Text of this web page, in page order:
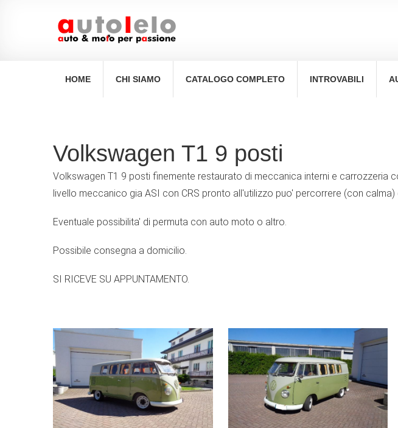
.
HOME CHI SIAMO CATALOGO COMPLETO INTROVABILI
Volkswagen T1 9 posti
Volkswagen T1 9 posti finemente restaurato di meccanica interni e
livello meccanico gia ASI con CRS pronto all'utilizzo puo' percorrere (con calma)
Eventuale possibilita' di permuta con auto moto o altro.
Possibile consegna a domicilio.
SI RICEVE SU APPUNTAMENTO.